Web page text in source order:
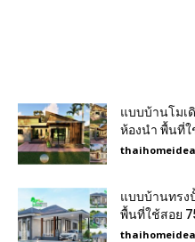
แบบบ้านโมเ
ห้องนำ พื้นที่ใ
thaihomeidea
แบบบ้านทรง
พื้นที่ใช้สอย
thaihomeidea